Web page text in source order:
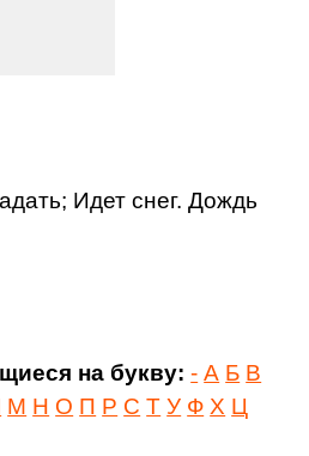
Идет снег. Дождь
на букву: - А Б В
М Н О П Р С Т У Ф Х Ц